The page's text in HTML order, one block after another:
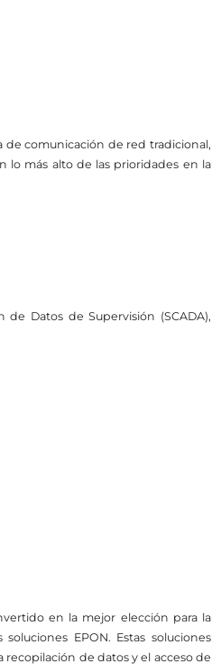
de comunicación de red tradicional,
lo más alto de las prioridades en la
Datos de Supervisión (SCADA),
en la mejor elección para la
EPON. Estas soluciones
recopilación de datos y el acceso de